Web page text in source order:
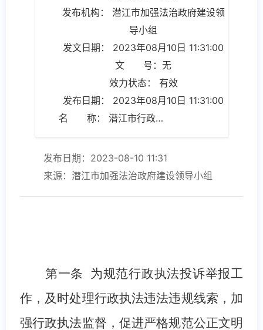
发布机构： 潜江市加强法治政府建设领
导小组
发文日期： 2023年08月10日 11:31:00
文 号：无
效力状态： 有效
发布日期： 2023年08月10日 11:31:00
名 称： 潜江市行政执法投诉举报办法
发布日期：2023-08-10 11:31
来源：潜江市加强法治政府建设领导小组
第一条 为规范行政执法投诉举报工
作，及时处理行政执法违法违规线索，加
强行政执法监督，促进严格规范公正文明